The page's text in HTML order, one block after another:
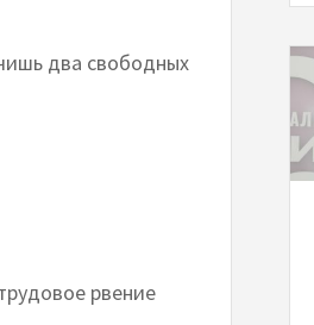
два свободных
рвение